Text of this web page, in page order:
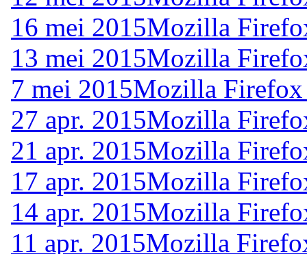
16 mei 2015Mozilla
13 mei 2015Mozilla
7 mei 2015Mozilla Firefox
27 apr. 2015Mozilla
21 apr. 2015Mozilla
17 apr. 2015Mozilla
14 apr. 2015Mozilla
11 apr. 2015Mozilla